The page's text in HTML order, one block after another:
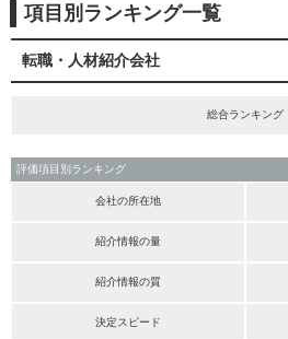
項目別ランキング一覧
転職・人材紹介会社
総合ランキング
評価項目別ランキング
会社の所在地
紹介情報の量
紹介情報の質
決定スピード